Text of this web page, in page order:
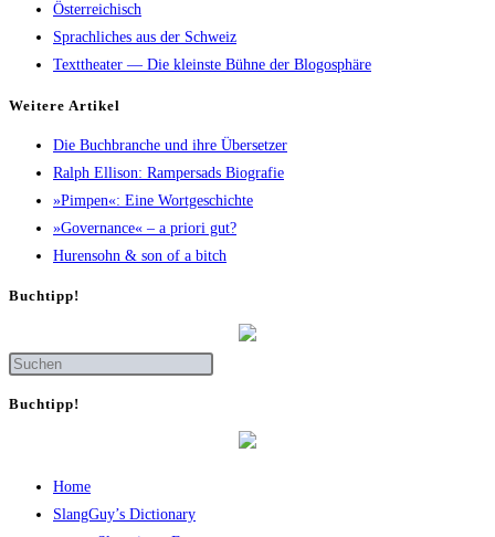
Österreichisch
Sprachliches aus der Schweiz
Texttheater — Die kleinste Bühne der Blogosphäre
Wei­te­re Artikel
Die Buch­bran­che und ihre Übersetzer
Ralph Elli­son: Ram­pers­ads Biografie
»Pim­pen«: Eine Wortgeschichte
»Gover­nan­ce« – a prio­ri gut?
Huren­sohn & son of a bitch
Buch­tipp!
Buch­tipp!
Home
SlangGuy’s Dic­tion­a­ry